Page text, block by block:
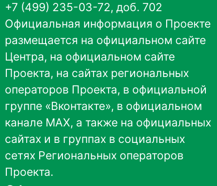
+7 (499) 235-03-72, доб. 702
Официальная информация о Проекте
размещается на официальном сайте
Центра, на официальном сайте
Проекта, на сайтах региональных
операторов Проекта, в официальной
группе «Вконтакте», в официальном
канале MAX, а также на официальных
сайтах и в группах в социальных
сетях Региональных операторов
Проекта.